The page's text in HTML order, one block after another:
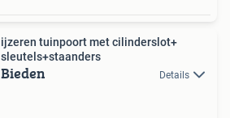
ijzeren tuinpoort met cilinderslot+
sleutels+staanders
Bieden Details